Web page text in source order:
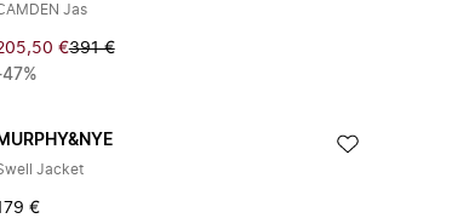
Jas
€391 €
Jacket
€